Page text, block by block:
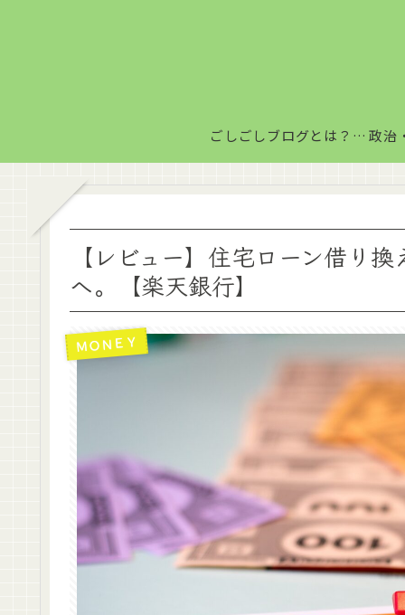
ごしごしブログとは？毎日がちょっと楽しくなる情報発信サイト
【レビュー】住宅ローン借り
へ。【楽天銀行】
ＭＯＮＥＹ